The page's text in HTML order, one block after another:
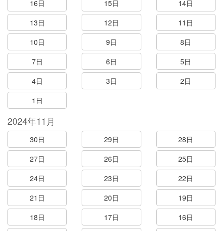
16日
15日
14日
13日
12日
11日
10日
9日
8日
7日
6日
5日
4日
3日
2日
1日
2024年11月
30日 29日
28日
27日
26日
25日
24日
23日
22日
21日
20日
19日
18日
17日
16日